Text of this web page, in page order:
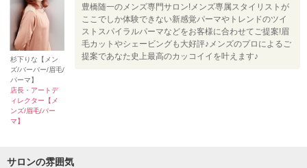
杉下りな【メン
ズ/バーバー/眉毛/
パーマ】
店長・アートデ
ィレクター【メ
ンズ/眉毛/パー
マ】
豊橋随一のメンズ専門サロン!メンズ専属スタイリストが
ここでしか体験できない新感覚パーマやトレンドのツイ
ストスパイラルパーマなどをお客様に合わせてご提案!眉
毛カットやシェービングも大好評♪メンズのプロによるご
提案であなた史上最高のカッコイイを叶えます♪
サロンの雰囲気